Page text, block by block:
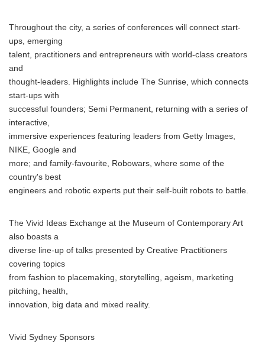
Throughout the city, a series of conferences will connect start-
ups, emerging
talent, practitioners and entrepreneurs with world-class creators
and
thought-leaders. Highlights include The Sunrise, which connects
start-ups with
successful founders; Semi Permanent, returning with a series of
interactive,
immersive experiences featuring leaders from Getty Images,
NIKE, Google and
more; and family-favourite, Robowars, where some of the
country's best
engineers and robotic experts put their self-built robots to battle.
The Vivid Ideas Exchange at the Museum of Contemporary Art
also boasts a
diverse line-up of talks presented by Creative Practitioners
covering topics
from fashion to placemaking, storytelling, ageism, marketing
pitching, health,
innovation, big data and mixed reality.
Vivid Sydney Sponsors